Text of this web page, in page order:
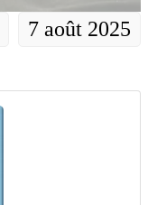
7 août 2025